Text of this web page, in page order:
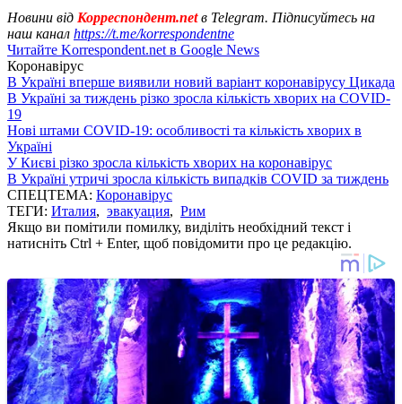
Новини від Корреспондент.netв Telegram. Підписуйтесь на
наш канал https://t.me/korrespondentne
Читайте Korrespondent.net в Google News
Коронавірус
В Україні вперше виявили новий варіант коронавірусу Цикада
В Україні за тиждень різко зросла кількість хворих на COVID-
19
Нові штами COVID-19: особливості та кількість хворих в
Україні
У Києві різко зросла кількість хворих на коронавірус
В Україні утричі зросла кількість випадків COVID за тиждень
СПЕЦТЕМА: Коронавірус
ТЕГИ: Италия, эвакуация, Рим
Якщо ви помітили помилку, виділіть необхідний текст і
натисніть Ctrl + Enter, щоб повідомити про це редакцію.